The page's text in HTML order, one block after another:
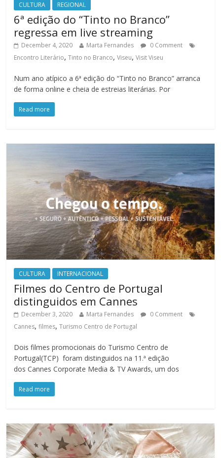
CULTURA REGIONAL
6ª edição do “Tinto no Branco”
regressa em live streaming
December 4, 2020 Marta Fernandes
0 Comment
Encontro Literário,Tinto no Branco,Viseu,Visit Viseu
Num ano atípico a 6ª edição do “Tinto no Branco” arranca
de forma online e cheia de estreias literárias. Por
Read more
CULTURA INTERNACIONAL
Filmes do Centro de Portugal
distinguidos em Cannes
December 3, 2020 Marta Fernandes
0 Comment
Cannes,filmes,Turismo Centro de Portugal
Dois filmes promocionais do Turismo Centro de
Portugal(TCP) foram distinguidos na 11.ª edição
dos Cannes Corporate Media & TV Awards, um dos
Read more